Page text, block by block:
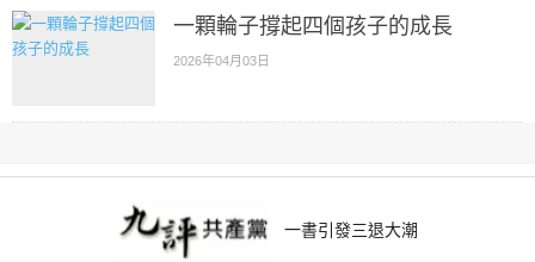
一顆輪子撐起四個孩子的成長
2026年04月03日
一書引發三退大潮